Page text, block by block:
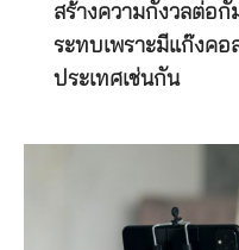
สร้างความกังวลต่อกั
ระทบเพราะมีแก๊งคอ
ประเทศเช่นกัน